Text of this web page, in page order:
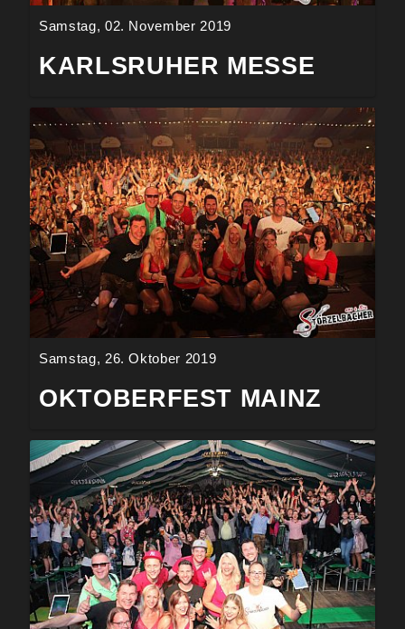
Samstag, 02. November 2019
KARLSRUHER MESSE
Samstag, 26. Oktober 2019
OKTOBERFEST MAINZ